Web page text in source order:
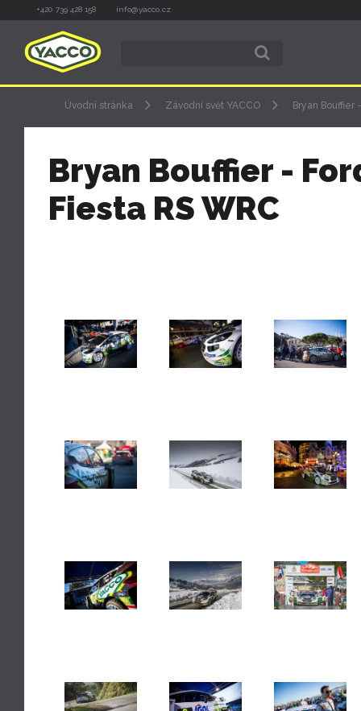
+420 739 428 158 info@yacco.cz
Bryan Bouffier -
Fiesta RS WRC
Úvodní stránka Závodní svět YACCO Bryan Bouffier